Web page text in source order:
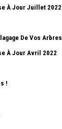
À Jour Juillet 2022
De Vos Arbres
À Jour Avril 2022
!